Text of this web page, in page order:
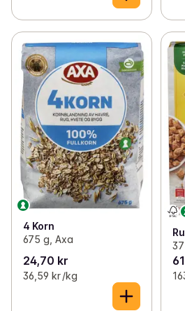
4 Korn
675 g, Axa
24,70 kr
36,59 kr /kg